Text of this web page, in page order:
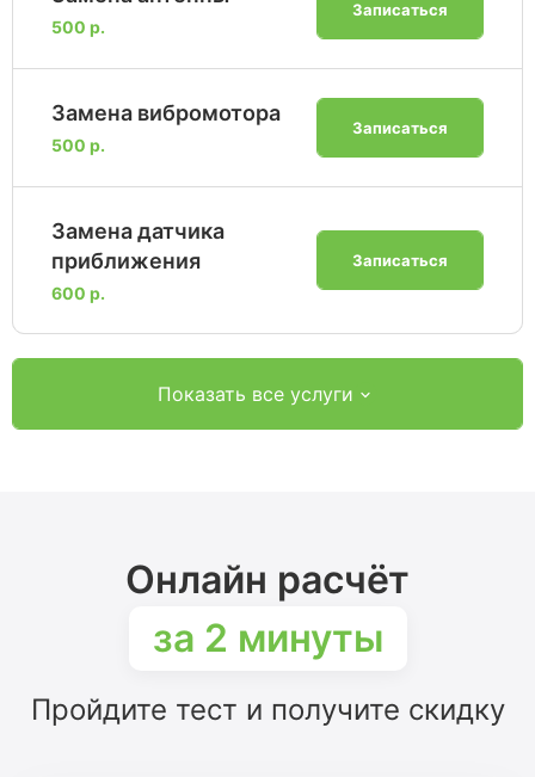
500 р.
Записаться
Замена вибромотора
500 р.
Записаться
Замена датчика
приближения
600 р.
Записаться
Показать все услуги
Онлайн расчёт
за 2 минуты
Пройдите тест и получите скидку